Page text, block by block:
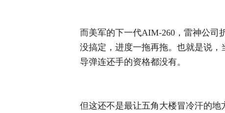
而美军的下一代AIM-260，雷神公司
没搞定，进度一拖再拖。也就是说
导弹连还手的资格都没有。
但这还不是最让五角大楼冒冷汗的地